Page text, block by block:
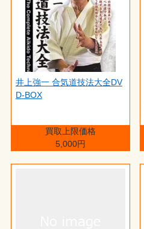
井上強一 合気道技法大全DV
D-BOX
買取上限価格
5,000円